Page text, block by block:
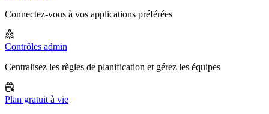
Connectez-vous à vos applications préférées
Contrôles admin
Centralisez les règles de planification et gérez les équipes
Plan gratuit à vie